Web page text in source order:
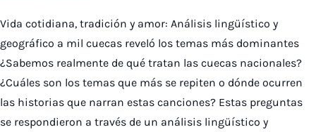
temas
Vida cotidiana, tradición y amor: Análisis lingüístico y
geográfico a mil cuecas reveló los temas más dominantes
¿Sabemos realmente de qué tratan las cuecas nacionales?
¿Cuáles son los temas que más se repiten o dónde ocurren
las historias que narran estas canciones? Estas preguntas
se respondieron a través de un análisis lingüístico y